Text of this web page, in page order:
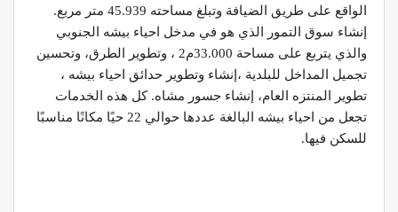
الواقع على طريق الضيافة وتبلغ مساحته 45.939 متر مربع.
إنشاء سوق التمور الذي هو في مدخل احياء بيشه الجنوبي
والذي يتربع على مساحة 33.000م2 ، وتطوير الطرق، وتحسين
تجميل المداخل للبلدية ،إنشاء وتطوير حدائق احياء بيشه ،
تطوير المنتزه العام، إنشاء جسور مشاه. كل هذه الخدمات
تجعل من احياء بيشه البالغة عددها حوالي 22 حيًا مكانًا مناسبًا
للسكن فيها.